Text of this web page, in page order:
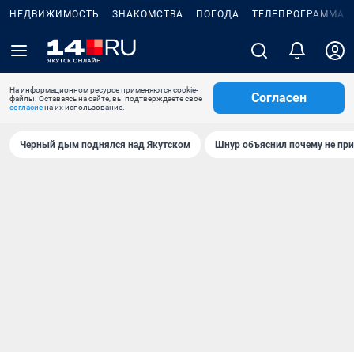
НЕДВИЖИМОСТЬ ЗНАКОМСТВА ПОГОДА ТЕЛЕПРОГРАММА
На информационном ресурсе применяются cookie-
файлы. Оставаясь на сайте, вы подтверждаете свое
согласиена их использование.
Согласен
Черный дым поднялся над Якутском Шнур объяснил почему не